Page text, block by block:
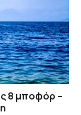
8 μποφόρ –